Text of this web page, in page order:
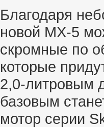
Благодаря
новой MX-5
скромные по
которые
2,0-литровым
базовым
мотор серии